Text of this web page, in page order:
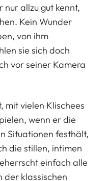
allzu gut kennt,
Kein Wunder
von ihm
sie sich doch
vor seiner Kamera
mit vielen Klischees
wenn er die
Situationen festhält,
die stillen, intimen
einfach alle
der klassischen